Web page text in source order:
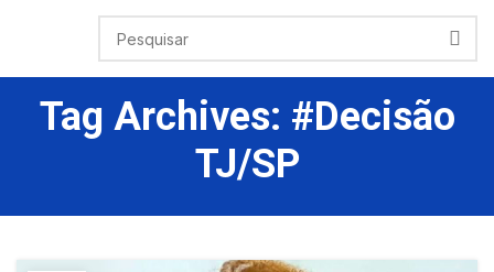
Tag Archives: #decisão
TJ/SP